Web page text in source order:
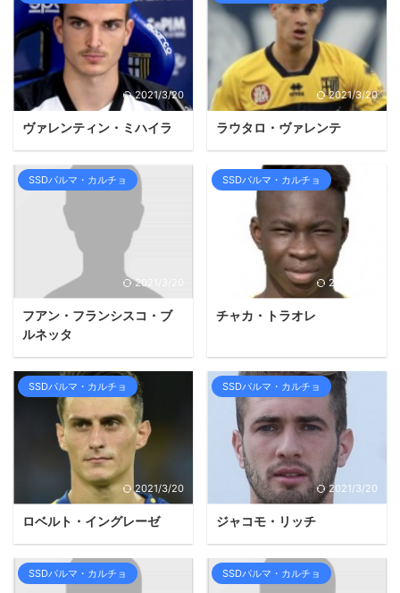
2021/3/20
ヴァレンティン・ミハイラ
2021/3/20
ラウタロ・ヴァレンテ
SSDパルマ・カルチョ
2021/3/20
フアン・フランシスコ・ブ
ルネッタ
SSDパルマ・カルチョ
2021/3/20
チャカ・トラオレ
SSDパルマ・カルチョ
2021/3/20
ロベルト・イングレーゼ
SSDパルマ・カルチョ
2021/3/20
ジャコモ・リッチ
SSDパルマ・カルチョ SSDパルマ・カルチョ